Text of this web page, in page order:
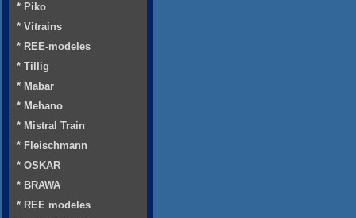
* Piko
* Vitrains
* REE-modeles
* Tillig
* Mabar
* Mehano
* Mistral Train
* Fleischmann
* OSKAR
* BRAWA
* REE modeles